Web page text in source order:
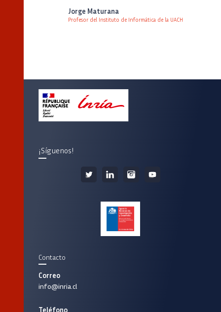
Jorge Maturana
Profesor del Instituto de Informática de la UACH
¡Síguenos!
Contacto
Correo
info@inria.cl
Teléfono